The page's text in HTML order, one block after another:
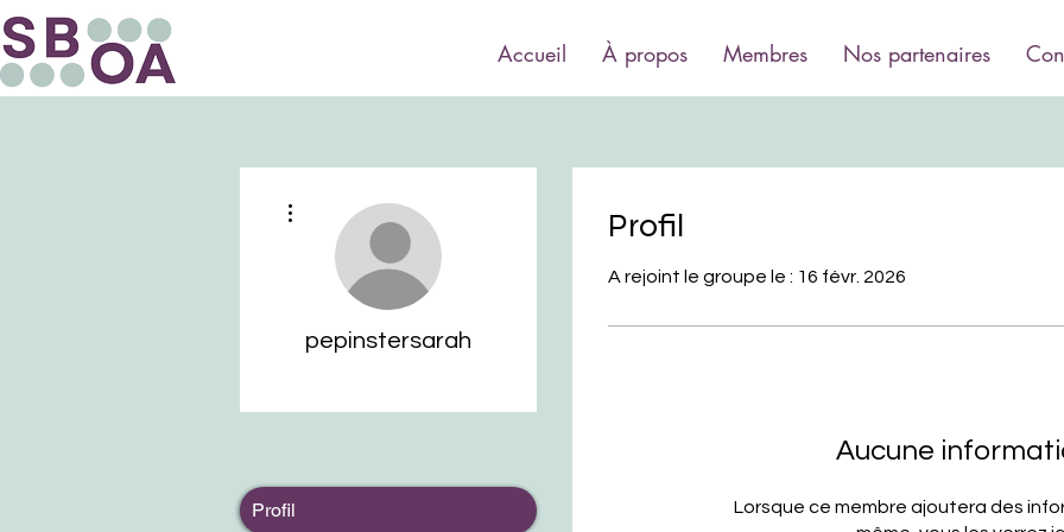
Accueil À propos Membres Nos partenaires
Profil
A rejoint le groupe le : 16 févr. 2026
Aucune
Lorsque ce membre ajoutera des
pepinstersarah
Profil